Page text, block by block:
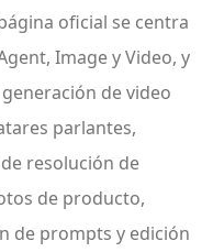
oficial se centra
Image y Video, y
de video
parlantes,
resolución de
de producto,
de prompts y edición